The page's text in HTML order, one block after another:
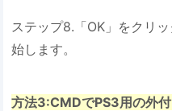
ステップ8.「OK」をクリ
始します。
方法3:CMDでPS3用の外